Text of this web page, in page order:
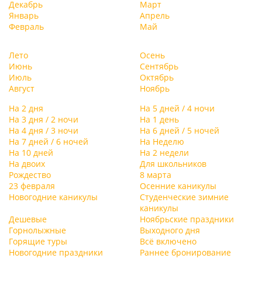
Декабрь
Январь
Февраль
Март
Апрель
Май
Лето
Июнь
Июль
Август
Осень
Сентябрь
Октябрь
Ноябрь
На 2 дня
На 5 дней / 4 ночи
На 3 дня / 2 ночи
На 1 день
На 4 дня / 3 ночи
На 6 дней / 5 ночей
На 7 дней / 6 ночей
На Неделю
На 10 дней
На 2 недели
На двоих
Для школьников
Рождество
8 марта
23 февраля
Осенние каникулы
Новогодние каникулы
Студенческие зимние
каникулы
Дешевые
Ноябрьские праздники
Горнолыжные
Выходного дня
Горящие туры
Всё включено
Новогодние праздники
Раннее бронирование